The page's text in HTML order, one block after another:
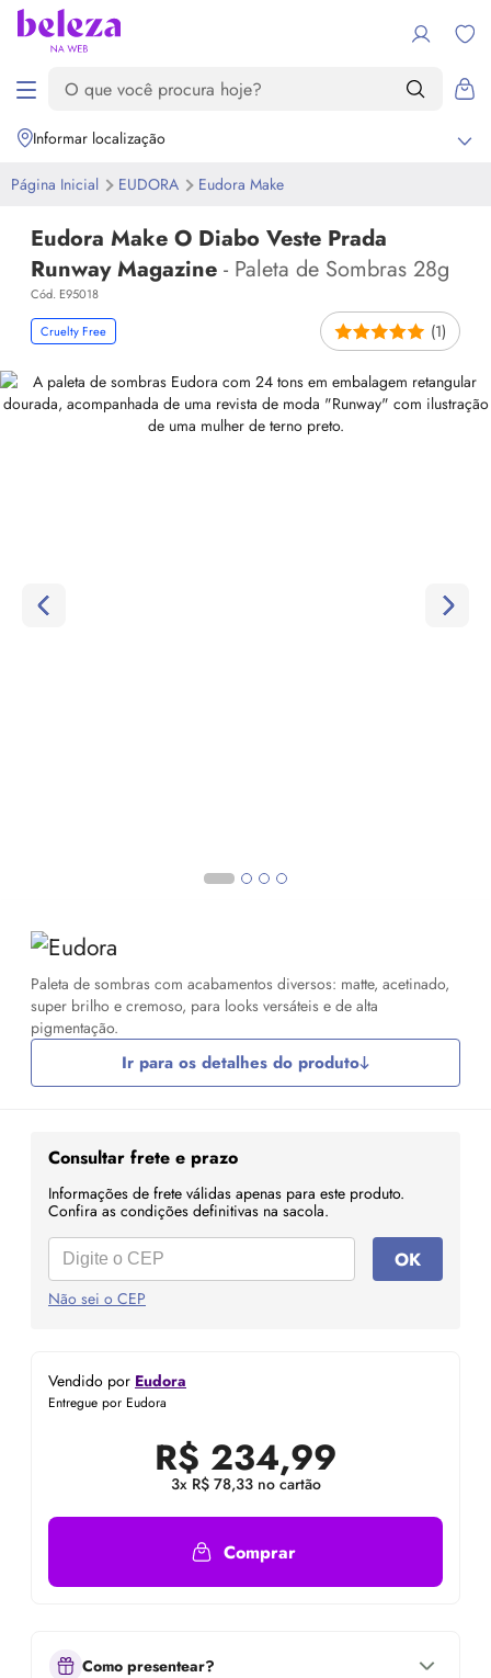
Informar localização
Página Inicial EUDORA Eudora Make
Eudora Make O Diabo Veste Prada
Runway Magazine - Paleta de Sombras 28g
Cód. E95018
Cruelty Free (1)
Paleta de sombras com acabamentos diversos: matte, acetinado,
super brilho e cremoso, para looks versáteis e de alta
pigmentação.
Ir para os detalhes do produto
Consultar frete e prazo
Informações de frete válidas apenas para este produto.
Confira as condições definitivas na sacola.
OK
Não sei o CEP
Vendido por Eudora
Entregue por Eudora
R$ 234,99
3x R$ 78,33 no cartão
Comprar
Como presentear?